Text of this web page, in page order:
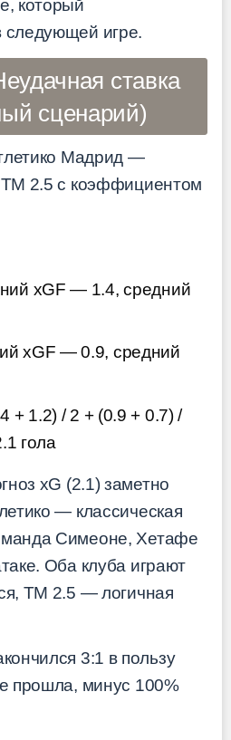
который
следующей игре.
ставка
сценарий)
Мадрид —
2.5 с коэффициентом
xGF — 1.4, средний
xGF — 0.9, средний
+ 1.2) / 2 + (0.9 + 0.7) /
гола
xG (2.1) заметно
— классическая
Симеоне, Хетафе
Оба клуба играют
ТМ 2.5 — логичная
3:1 в пользу
прошла, минус 100%